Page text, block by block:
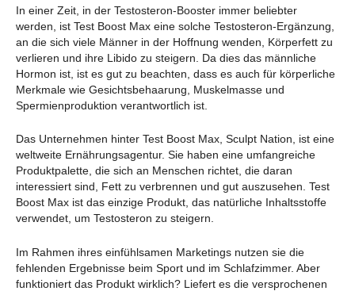
In einer Zeit, in der Testosteron-Booster immer beliebter
werden, ist Test Boost Max eine solche Testosteron-Ergänzung,
an die sich viele Männer in der Hoffnung wenden, Körperfett zu
verlieren und ihre Libido zu steigern. Da dies das männliche
Hormon ist, ist es gut zu beachten, dass es auch für körperliche
Merkmale wie Gesichtsbehaarung, Muskelmasse und
Spermienproduktion verantwortlich ist.
Das Unternehmen hinter Test Boost Max, Sculpt Nation, ist eine
weltweite Ernährungsagentur. Sie haben eine umfangreiche
Produktpalette, die sich an Menschen richtet, die daran
interessiert sind, Fett zu verbrennen und gut auszusehen. Test
Boost Max ist das einzige Produkt, das natürliche Inhaltsstoffe
verwendet, um Testosteron zu steigern.
Im Rahmen ihres einfühlsamen Marketings nutzen sie die
fehlenden Ergebnisse beim Sport und im Schlafzimmer. Aber
funktioniert das Produkt wirklich? Liefert es die versprochenen